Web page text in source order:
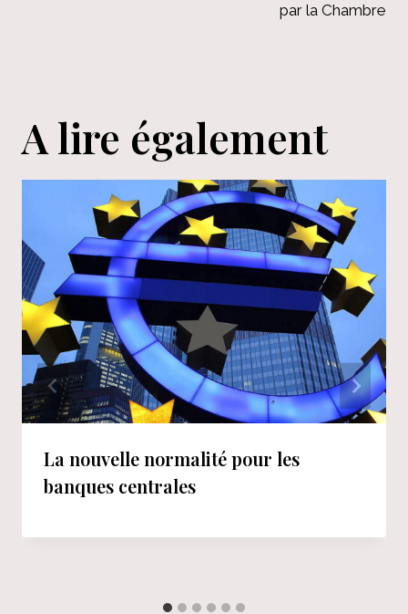
par la Chambre
A lire également
La nouvelle normalité pour les
banques centrales